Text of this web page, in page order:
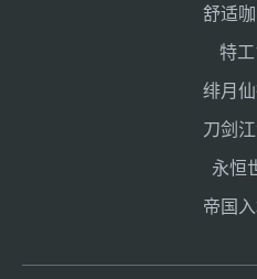
舒适
特
绯月
刀剑
永恒
帝国